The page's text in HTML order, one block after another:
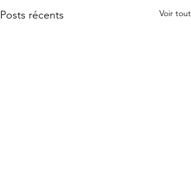
Posts récents Voir tout